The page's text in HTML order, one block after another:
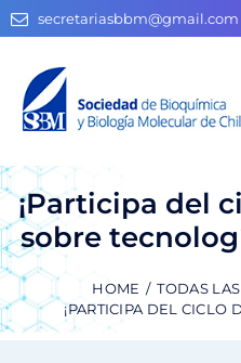
secretariasbbm@gmail.com
¡Participa del
sobre
HOME TODAS
¡PARTICIPA DEL CICLO